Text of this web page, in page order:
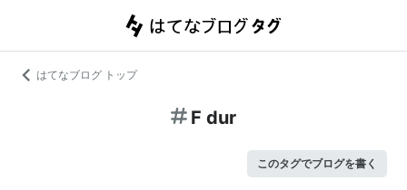
はてなブログ トップ
F dur
このタグでブログを書く